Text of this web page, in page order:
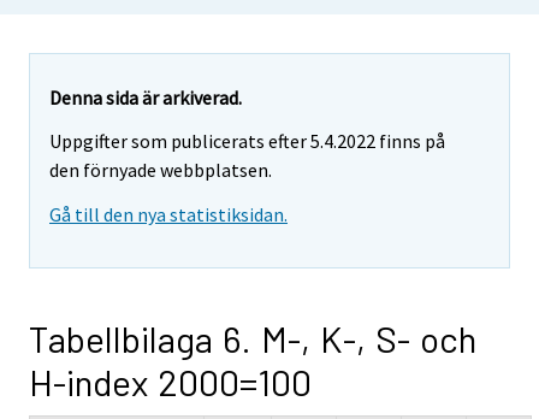
Denna sida är arkiverad.
Uppgifter som publicerats efter 5.4.2022 finns på
den förnyade webbplatsen.
Gå till den nya statistiksidan.
Tabellbilaga 6. M-, K-, S- och
H-index 2000=100